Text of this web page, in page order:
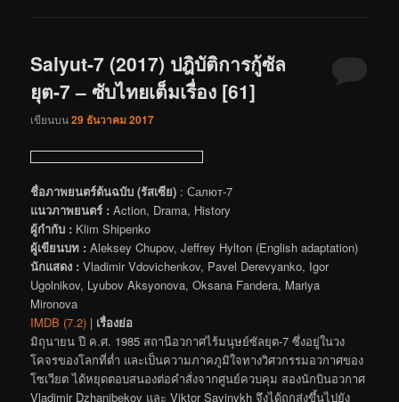
Salyut-7 (2017) ปฎิบัติการกู้ซัล
ยุต-7 – ซับไทยเต็มเรื่อง [61]
เขียนบน29 ธันวาคม 2017
ชื่อภาพยนตร์ต้นฉบับ (รัสเซีย) : Салют-7
แนวภาพยนตร์ : Action, Drama, History
ผู้กำกับ : Klim Shipenko
ผู้เขียนบท : Aleksey Chupov, Jeffrey Hylton (English adaptation)
นักแสดง : Vladimir Vdovichenkov, Pavel Derevyanko, Igor
Ugolnikov, Lyubov Aksyonova, Oksana Fandera, Mariya
Mironova
IMDB (7.2) | เรื่องย่อ
มิถุนายน ปี ค.ศ. 1985 สถานีอวกาศไร้มนุษย์ซัลยุต-7 ซึ่งอยู่ในวง
โคจรของโลกที่ต่ำ และเป็นความภาคภูมิใจทางวิศวกรรมอวกาศของ
โซเวียต ได้หยุดตอบสนองต่อคำสั่งจากศูนย์ควบคุม สองนักบินอวกาศ
Vladimir Dzhanibekov และ Viktor Savinykh จึงได้ถูกส่งขึ้นไปยัง